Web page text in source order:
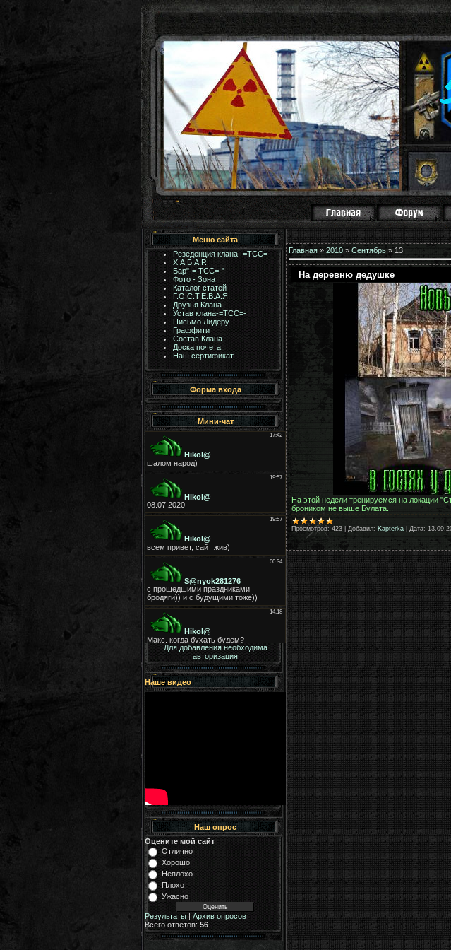
Меню сайта
Резеденция клана -=ТСС=-
Х.А.Б.А.Р.
Бар"-= TCC=-"
Фото - Зона
Каталог статей
Г.О.С.Т.Е.В.А.Я.
Друзья Клана
Устав клана-=ТСС=-
Письмо Лидеру
Граффити
Состав Клана
Доска почета
Наш сертификат
Форма входа
Мини-чат
Для добавления необходима
авторизация
Наше видео
Наш опрос
Оцените мой сайт
Отлично
Хорошо
Неплохо
Плохо
Ужасно
Результаты | Архив опросов
Всего ответов: 56
Главная » 2010 » Сентябрь » 13
На деревню дедушке
На этой недели тренируемся на локации
броником не выше Булата...
Просмотров: 423 Добавил: Kapterka Дата: